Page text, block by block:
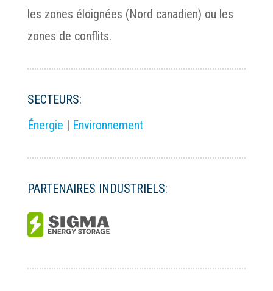
les zones éloignées (Nord canadien) ou les
zones de conflits.
SECTEURS:
Énergie | Environnement
PARTENAIRES INDUSTRIELS: